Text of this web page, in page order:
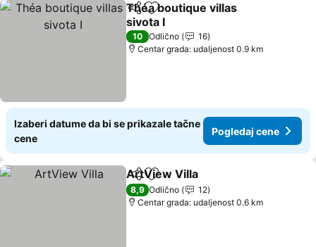
Deli Dodati u favorite
Théa boutique villas
sivota I
Pogledaj cene
10 Odlično
16
Centar grada: udaljenost 0.9 km
Izaberi datume da bi se prikazale tačne
cene
Pogledaj cene
Deli Dodati u favorite
ArtView Villa
8,9 Odlično
12
Centar grada: udaljenost 0.6 km